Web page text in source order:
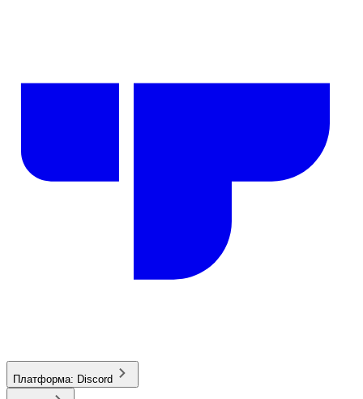
Платформа: Discord